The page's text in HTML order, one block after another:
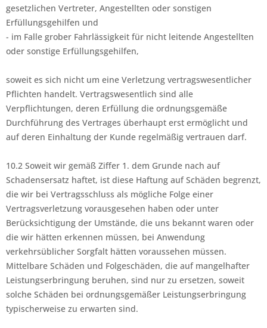
gesetzlichen Vertreter, Angestellten oder sonstigen
Erfüllungsgehilfen und
- im Falle grober Fahrlässigkeit für nicht leitende Angestellten
oder sonstige Erfüllungsgehilfen,
soweit es sich nicht um eine Verletzung vertragswesentlicher
Pflichten handelt. Vertragswesentlich sind alle
Verpflichtungen, deren Erfüllung die ordnungsgemäße
Durchführung des Vertrages überhaupt erst ermöglicht und
auf deren Einhaltung der Kunde regelmäßig vertrauen darf.
10.2 Soweit wir gemäß Ziffer 1. dem Grunde nach auf
Schadensersatz haftet, ist diese Haftung auf Schäden begrenzt,
die wir bei Vertragsschluss als mögliche Folge einer
Vertragsverletzung vorausgesehen haben oder unter
Berücksichtigung der Umstände, die uns bekannt waren oder
die wir hätten erkennen müssen, bei Anwendung
verkehrsüblicher Sorgfalt hätten voraussehen müssen.
Mittelbare Schäden und Folgeschäden, die auf mangelhafter
Leistungserbringung beruhen, sind nur zu ersetzen, soweit
solche Schäden bei ordnungsgemäßer Leistungserbringung
typischerweise zu erwarten sind.